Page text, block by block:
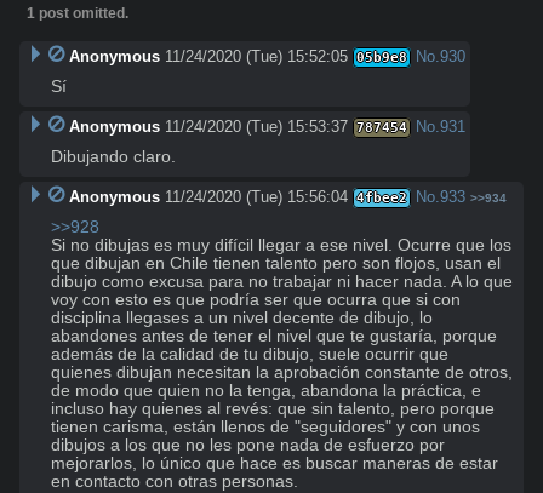
1 post omitted.
Anonymous 11/24/2020 (Tue) 15:52:05 05b9e8 No.930
Sí
Anonymous 11/24/2020 (Tue) 15:53:37 787454 No.931
Dibujando claro.
Anonymous 11/24/2020 (Tue) 15:56:04 4fbee2 No.933 >>934
>>928
Si no dibujas es muy difícil llegar a ese nivel. Ocurre que los
que dibujan en Chile tienen talento pero son flojos, usan el
dibujo como excusa para no trabajar ni hacer nada. A lo que
voy con esto es que podría ser que ocurra que si con
disciplina llegases a un nivel decente de dibujo, lo
abandones antes de tener el nivel que te gustaría, porque
además de la calidad de tu dibujo, suele ocurrir que
quienes dibujan necesitan la aprobación constante de otros,
de modo que quien no la tenga, abandona la práctica, e
incluso hay quienes al revés: que sin talento, pero porque
tienen carisma, están llenos de "seguidores" y con unos
dibujos a los que no les pone nada de esfuerzo por
mejorarlos, lo único que hace es buscar maneras de estar
en contacto con otras personas.